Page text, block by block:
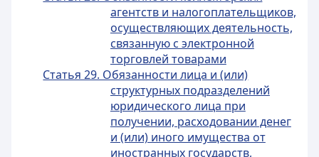
агентств и налогоплательщиков,
осуществляющих деятельность,
связанную с электронной
торговлей товарами
Статья 29. Обязанности лица и (или)
структурных подразделений
юридического лица при
получении, расходовании денег
и (или) иного имущества от
иностранных государств,